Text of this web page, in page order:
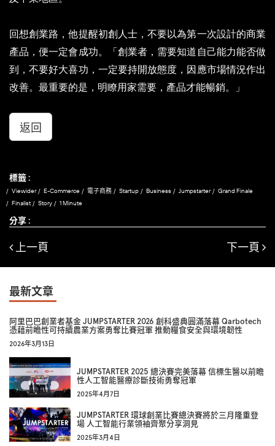
回想創業路，他提醒初創人士，不要以為第一次設計的商業
產品，便一定會成功。「創業者，需要知道自己能力能否做
到，不要好大喜功，一定要持開放態度，因應市場情況作出
改善。最重要的是，明瞭用家需要，產品才能暢銷。」
返回
標籤 :
Viewider E-Commerce 電子商務 Startup Business Jumpstarter
Grand Finale
Finalist
Story 1 Minute
分享 :
上一頁 下一頁
最新文章
阿里巴巴創業者基金 JUMPSTARTER 2026 創科盛典圓滿落幕 Qarbotech
憑藉前瞻性可持續農業方案勇奪比賽冠軍 推動糧食安全與環境韌性
2026年3月13日
JUMPSTARTER 2025 總決賽完美落幕 信標生醫以前瞻
性人工智能醫療診斷技術勇奪冠軍
2025年4月7日
JUMPSTARTER 環球創業比賽總決賽將於三月隆重登
場 人工智能行業領袖齊聚分享洞見
2025年3月4日